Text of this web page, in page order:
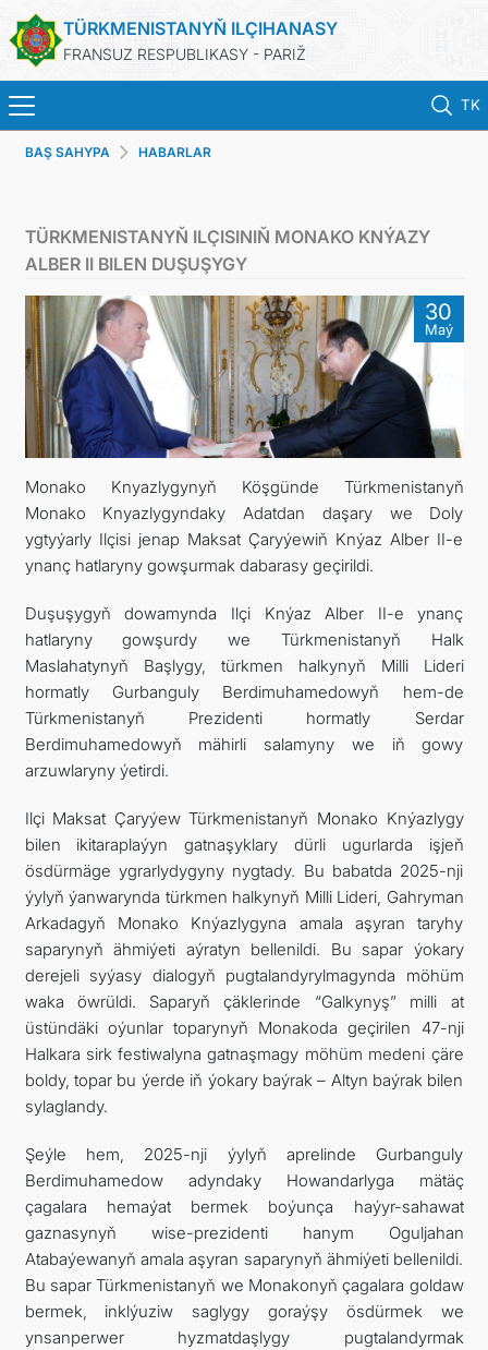
TÜRKMENISTANYŇ ILÇIHANASY
FRANSUZ RESPUBLIKASY - PARIŽ
TK
BAŞ SAHYPA
TÜRKMENISTAN
KONSULLYK HYZMATLARY
DIM
ARAGATNAŞYK
BAŞ SAHYPA HABARLAR
TÜRKMENISTANYŇ ILÇISINIŇ MONAKO KNÝAZY
ALBER II BILEN DUŞUŞYGY
30
Maý
Monako Knyazlygynyň Köşgünde Türkmenistanyň
Monako Knyazlygyndaky Adatdan daşary we Doly
ygtyýarly Ilçisi jenap Maksat Çaryýewiň Knýaz Alber II-e
ynanç hatlaryny gowşurmak dabarasy geçirildi.
Duşuşygyň dowamynda Ilçi Knýaz Alber II-e ynanç
hatlaryny gowşurdy we Türkmenistanyň Halk
Maslahatynyň Başlygy, türkmen halkynyň Milli Lideri
hormatly Gurbanguly Berdimuhamedowyň hem-de
Türkmenistanyň Prezidenti hormatly Serdar
Berdimuhamedowyň mähirli salamyny we iň gowy
arzuwlaryny ýetirdi.
Ilçi Maksat Çaryýew Türkmenistanyň Monako Knýazlygy
bilen ikitaraplaýyn gatnaşyklary dürli ugurlarda işjeň
ösdürmäge ygrarlydygyny nygtady. Bu babatda 2025-nji
ýylyň ýanwarynda türkmen halkynyň Milli Lideri, Gahryman
Arkadagyň Monako Knýazlygyna amala aşyran taryhy
saparynyň ähmiýeti aýratyn bellenildi. Bu sapar ýokary
derejeli syýasy dialogyň pugtalandyrylmagynda möhüm
waka öwrüldi. Saparyň çäklerinde “Galkynyş” milli at
üstündäki oýunlar toparynyň Monakoda geçirilen 47-nji
Halkara sirk festiwalyna gatnaşmagy möhüm medeni çäre
boldy, topar bu ýerde iň ýokary baýrak – Altyn baýrak bilen
sylaglandy.
Şeýle hem, 2025-nji ýylyň aprelinde Gurbanguly
Berdimuhamedow adyndaky Howandarlyga mätäç
çagalara hemaýat bermek boýunça haýyr-sahawat
gaznasynyň wise-prezidenti hanym Oguljahan
Atabaýewanyň amala aşyran saparynyň ähmiýeti bellenildi.
Bu sapar Türkmenistanyň we Monakonyň çagalara goldaw
bermek, inklýuziw saglygy goraýşy ösdürmek we
ynsanperwer hyzmatdaşlygy pugtalandyrmak